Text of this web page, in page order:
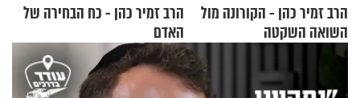
הרב זמיר כהן - הקורונה מול
השואה השקטה
הרב זמיר כהן - כח הבחירה של
האדם